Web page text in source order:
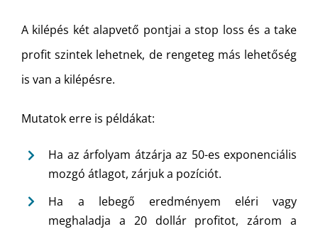
A kilépés két alapvető pontjai a stop loss és a take
profit szintek lehetnek, de rengeteg más lehetőség
is van a kilépésre.
Mutatok erre is példákat:
Ha az árfolyam átzárja az 50-es exponenciális
mozgó átlagot, zárjuk a pozíciót.
Ha a lebegő eredményem eléri vagy
meghaladja a 20 dollár profitot, zárom a